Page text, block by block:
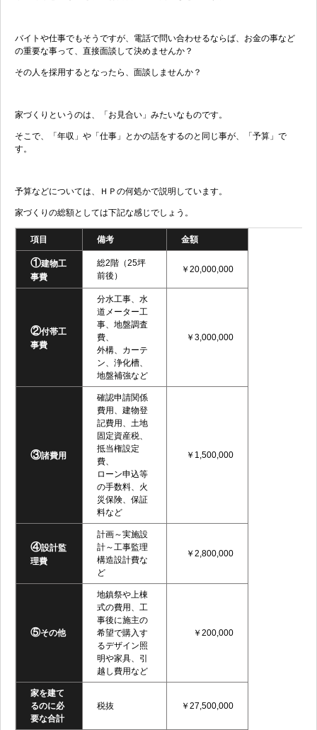
バイトや仕事でもそうですが、電話で問い合わせるならば、お金の事など
の重要な事って、直接面談して決めませんか？
その人を採用するとなったら、面談しませんか？
家づくりというのは、「お見合い」みたいなものです。
そこで、「年収」や「仕事」とかの話をするのと同じ事が、「予算」で
す。
予算などについては、ＨＰの何処かで説明しています。
家づくりの総額としては下記な感じでしょう。
項目 備考 金額
①建物工
事費
総2階（25坪
前後）
￥20,000,000
②付帯工
事費
分水工事、水
道メーター工
事、地盤調査
費、
外構、カーテ
ン、浄化槽、
地盤補強など
￥3,000,000
③諸費用
確認申請関係
費用、建物登
記費用、土地
固定資産税、
抵当権設定
費、
ローン申込等
の手数料、火
災保険、保証
料など
￥1,500,000
④設計監
理費
計画～実施設
計～工事監理
構造設計費な
ど
￥2,800,000
⑤その他
地鎮祭や上棟
式の費用、工
事後に施主の
希望で購入す
るデザイン照
明や家具、引
越し費用など
￥200,000
家を建て
るのに必
要な合計
税抜 ￥27,500,000